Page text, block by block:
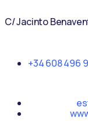
C/ Jacinto
+34 608 496